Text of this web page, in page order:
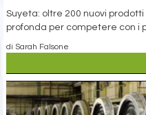
Suyeta: oltre 200 nuovi
profonda per competere con i
di Sarah Falsone